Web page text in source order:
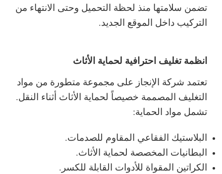
تضمن سلامتها منذ لحظة التحميل وحتى الانتهاء من
التركيب داخل الموقع الجديد.
انظمة تغليف احترافية لحماية الأثاث
تعتمد شركة الإنجاز على مجموعة متطورة من مواد
التغليف المصممة خصيصاً لحماية الأثاث أثناء النقل.
تشمل مواد الحماية:
البلاستيك الفقاعي المقاوم للصدمات.
البطانيات المخصصة لحماية الأثاث.
الكراتين المقواة للأدوات القابلة للكسر.